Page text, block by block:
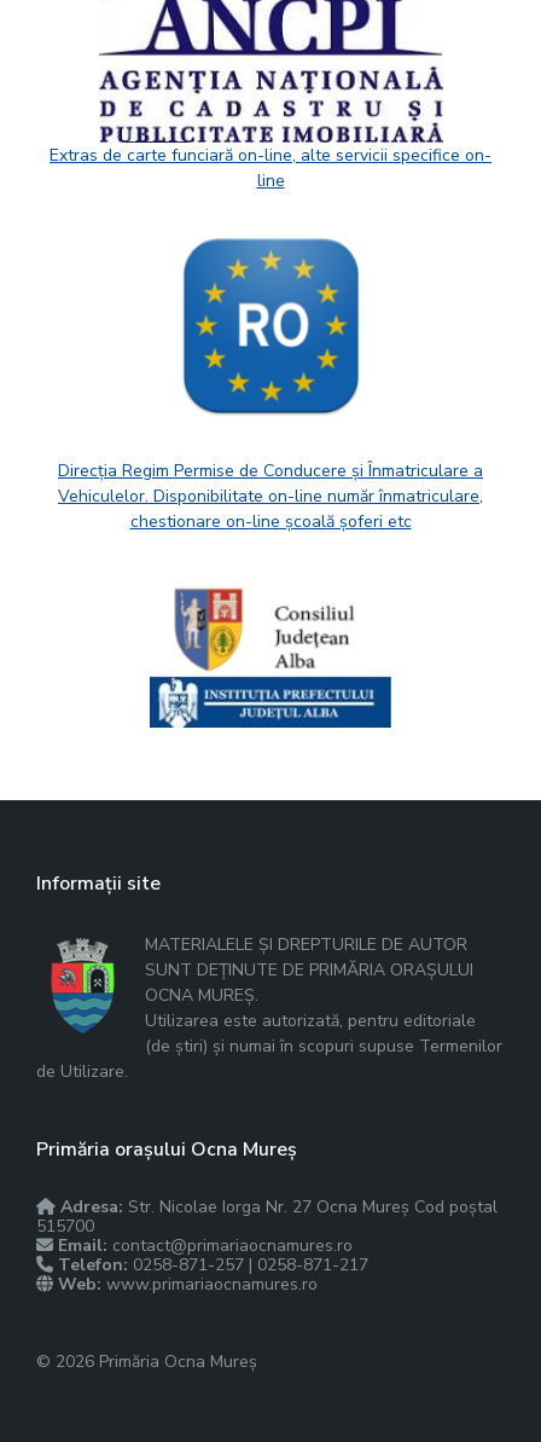
Extras de carte funciară on-line, alte servicii specifice on-
line
Direcția Regim Permise de Conducere și Înmatriculare a
Vehiculelor. Disponibilitate on-line număr înmatriculare,
chestionare on-line școală șoferi etc
Informații site
MATERIALELE ȘI DREPTURILE DE AUTOR
SUNT DEȚINUTE DE PRIMĂRIA ORAȘULUI
OCNA MUREȘ.
Utilizarea este autorizată, pentru editoriale
(de știri) și numai în scopuri supuse Termenilor
de Utilizare.
Primăria orașului Ocna Mureș
Adresa: Str. Nicolae Iorga Nr. 27 Ocna Mureș Cod poștal
515700
Email: contact@primariaocnamures.ro
Telefon: 0258-871-257 | 0258-871-217
Web: www.primariaocnamures.ro
© 2026 Primăria Ocna Mureș